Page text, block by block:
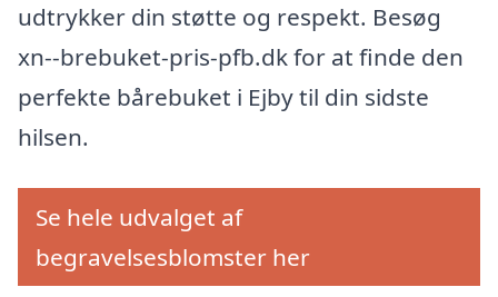
udtrykker din støtte og respekt. Besøg
xn--brebuket-pris-pfb.dk for at finde den
perfekte bårebuket i Ejby til din sidste
hilsen.
Se hele udvalget af
begravelsesblomster her